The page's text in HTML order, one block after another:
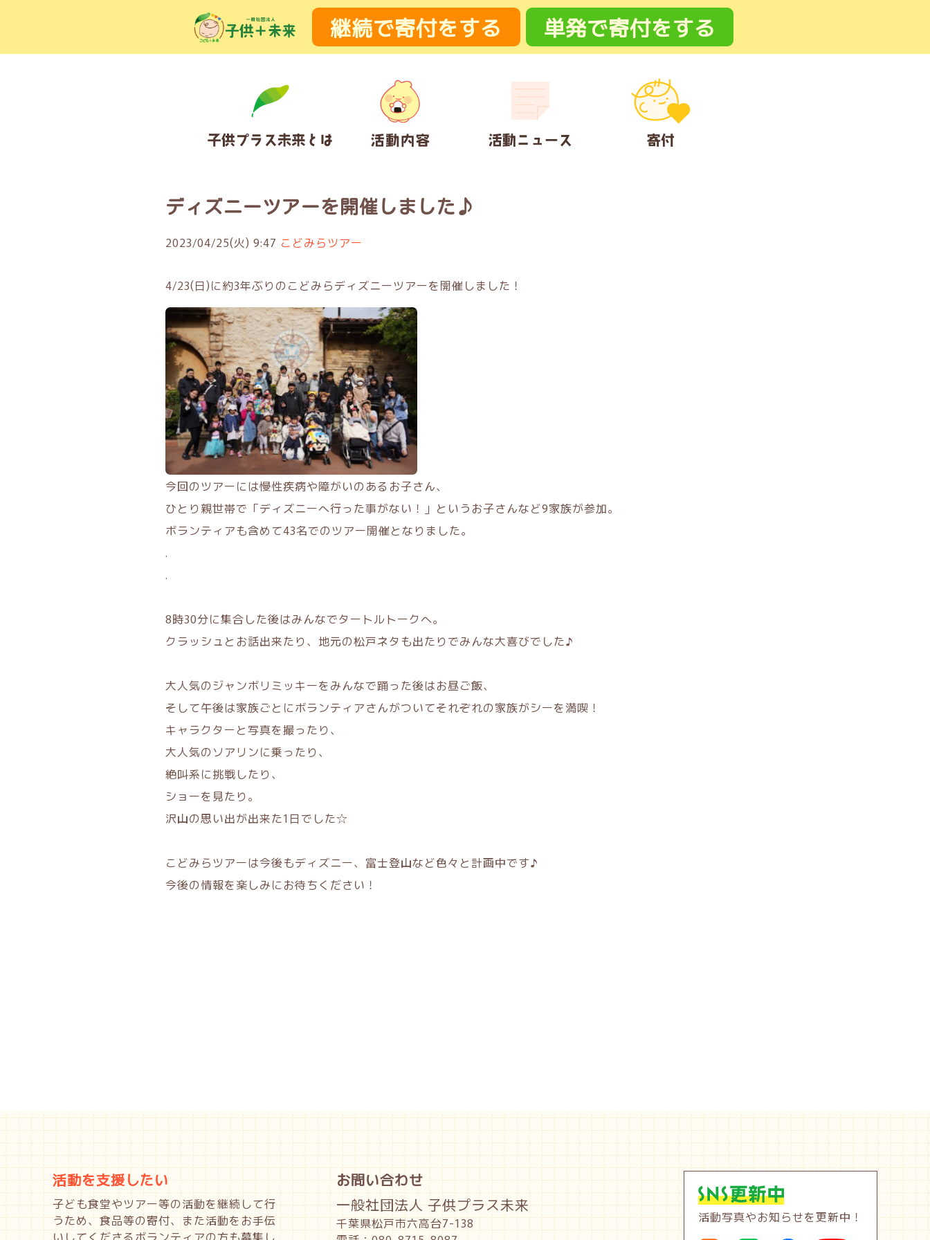
継続で寄付をする 単発で寄付をする
ディズニーツアーを開催しました♪
2023/04/25(火) 9:47 こどみらツアー
4/23(日)に約3年ぶりのこどみらディズニーツアーを開催しました！
今回のツアーには慢性疾病や障がいのあるお子さん、
ひとり親世帯で「ディズニーへ行った事がない！」というお子さんなど9家族が参加。
ボランティアも含めて43名でのツアー開催となりました。
.
.
8時30分に集合した後はみんなでタートルトークへ。
クラッシュとお話出来たり、地元の松戸ネタも出たりでみんな大喜びでした♪
大人気のジャンボリミッキーをみんなで踊った後はお昼ご飯、
そして午後は家族ごとにボランティアさんがついてそれぞれの家族がシーを満喫！
キャラクターと写真を撮ったり、
大人気のソアリンに乗ったり、
絶叫系に挑戦したり、
ショーを見たり。
沢山の思い出が出来た1日でした☆
こどみらツアーは今後もディズニー、富士登山など色々と計画中です♪
今後の情報を楽しみにお待ちください！
活動を支援したい
子ども食堂やツアー等の活動を継続して行
うため、食品等の寄付、また活動をお手伝
お問い合わせ
一般社団法人 子供プラス未来
千葉県松戸市六高台7-138
活動写真やお知らせを更新中！